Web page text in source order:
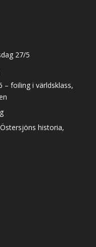
27/5
– foiling i världsklass,
historia,